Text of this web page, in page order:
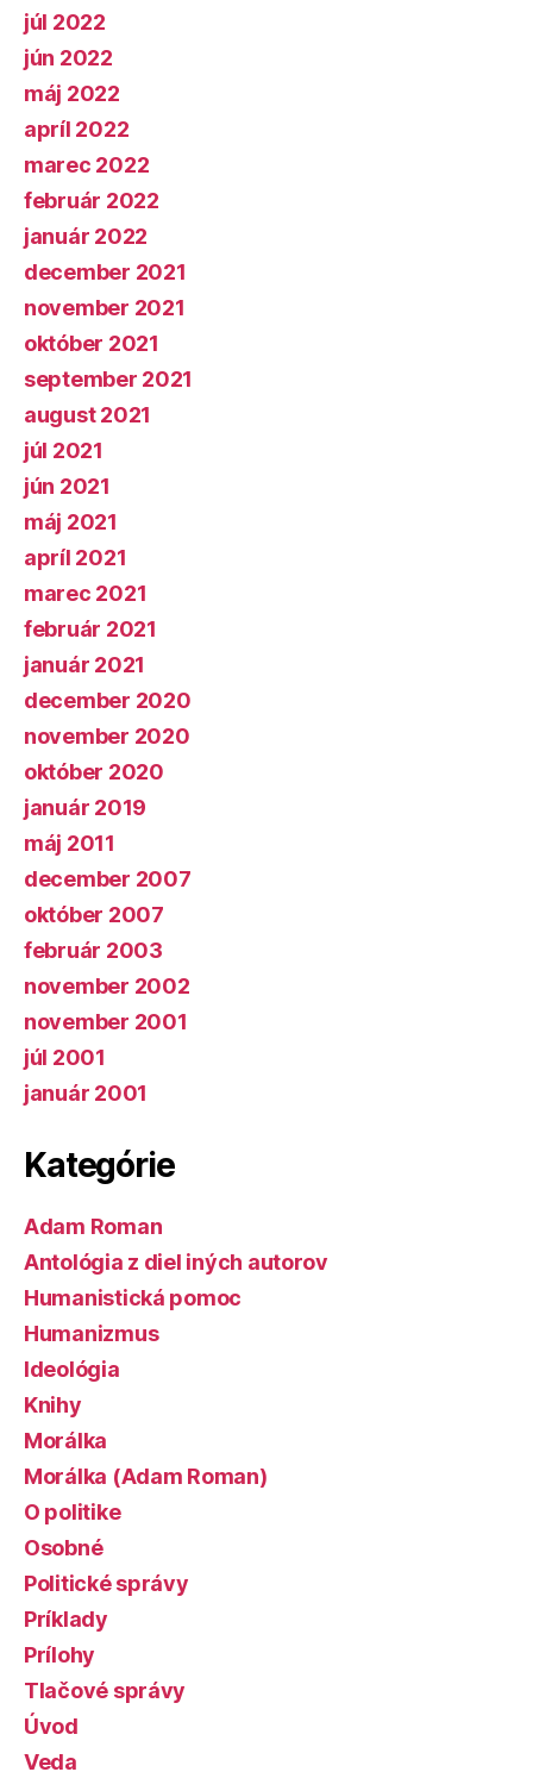
júl 2022
jún 2022
máj 2022
apríl 2022
marec 2022
február 2022
január 2022
december 2021
november 2021
október 2021
september 2021
august 2021
júl 2021
jún 2021
máj 2021
apríl 2021
marec 2021
február 2021
január 2021
december 2020
november 2020
október 2020
január 2019
máj 2011
december 2007
október 2007
február 2003
november 2002
november 2001
júl 2001
január 2001
Kategórie
Adam Roman
Antológia z diel iných autorov
Humanistická pomoc
Humanizmus
Ideológia
Knihy
Morálka
Morálka (Adam Roman)
O politike
Osobné
Politické správy
Príklady
Prílohy
Tlačové správy
Úvod
Veda